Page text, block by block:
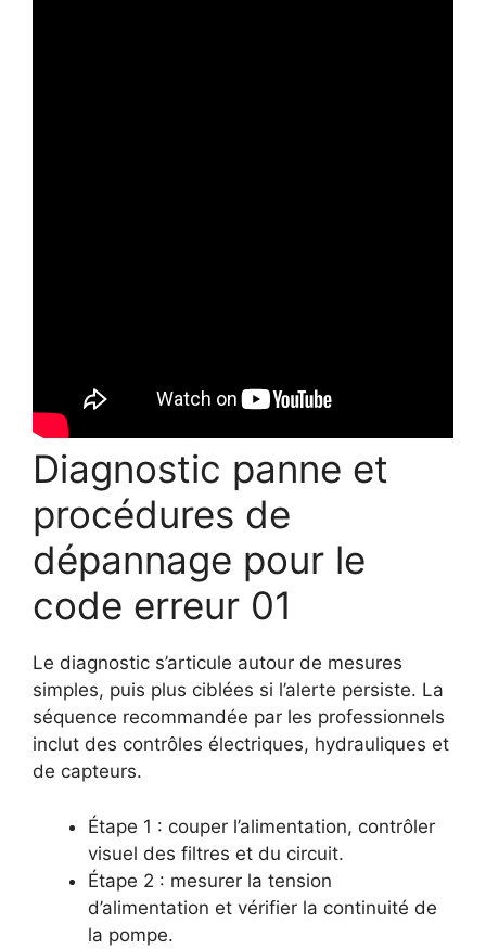
Diagnostic panne et
procédures de
dépannage pour le
code erreur 01
Le diagnostic s’articule autour de mesures
simples, puis plus ciblées si l’alerte persiste. La
séquence recommandée par les professionnels
inclut des contrôles électriques, hydrauliques et
de capteurs.
Étape 1 : couper l’alimentation, contrôler
visuel des filtres et du circuit.
Étape 2 : mesurer la tension
d’alimentation et vérifier la continuité de
la pompe.